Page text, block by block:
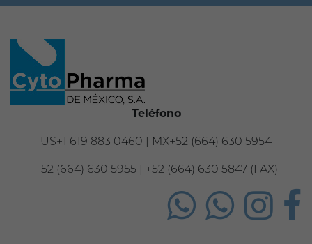
Teléfono
US+1 619 883 0460 | MX+52 (664) 630 5954
+52 (664) 630 5955 | +52 (664) 630 5847 (FAX)